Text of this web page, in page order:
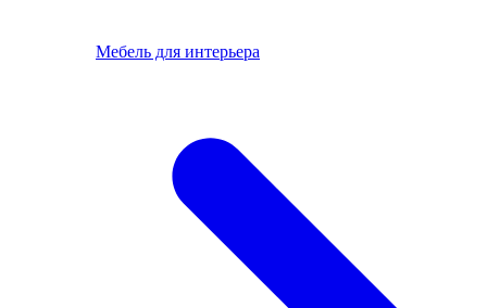
Мебель для интерьера